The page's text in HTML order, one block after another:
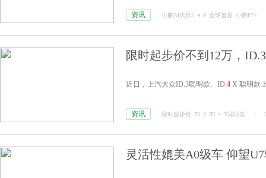
资讯 小鹏AI天玑5 4 0 全球首发 小鹏P7+
限时起步价不到12万，
近日，上汽大众ID.3聪明款、ID.4 X 聪明款
资讯 限时起步价 ID 3 ID 4 X聪明款
灵活性媲美A0级车 仰望